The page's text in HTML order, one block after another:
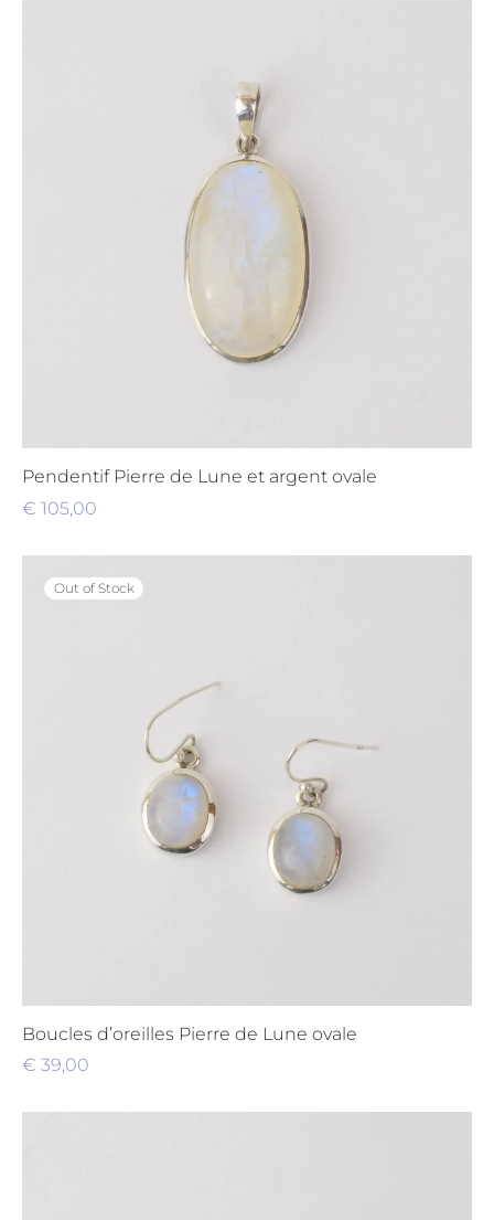
Pendentif Pierre de Lune et argent ovale
€ 105,00
Out of Stock
Boucles d’oreilles Pierre de Lune ovale
€ 39,00